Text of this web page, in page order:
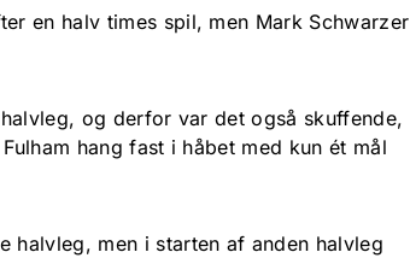
en halv times spil, men Mark Schwarzer
og derfor var det også skuffende,
hang fast i håbet med kun ét mål
halvleg, men i starten af anden halvleg